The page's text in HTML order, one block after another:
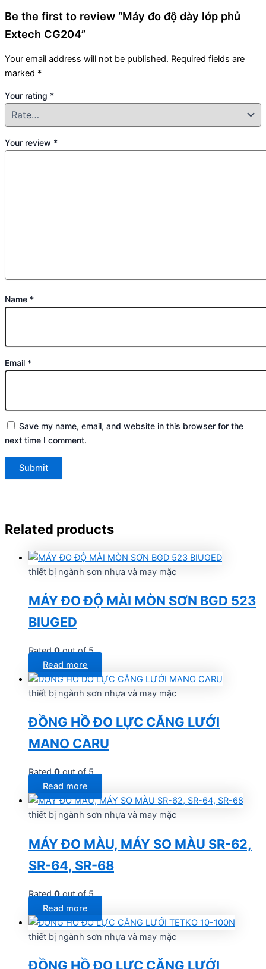
Be the first to review “Máy đo độ dày lớp phủ
Extech CG204”
Your email address will not be published. Required fields are
marked *
Your rating *
Your review *
Name *
Email *
Save my name, email, and website in this browser for the
next time I comment.
Related products
thiết bị ngành sơn nhựa và may mặc
MÁY ĐO ĐỘ MÀI MÒN SƠN BGD 523
BIUGED
Rated0out of 5
Read more
thiết bị ngành sơn nhựa và may mặc
ĐỒNG HỒ ĐO LỰC CĂNG LƯỚI
MANO CARU
Rated0out of 5
Read more
thiết bị ngành sơn nhựa và may mặc
MÁY ĐO MÀU, MÁY SO MÀU SR-62,
SR-64, SR-68
Rated0out of 5
Read more
thiết bị ngành sơn nhựa và may mặc
ĐỒNG HỒ ĐO LỰC CĂNG LƯỚI